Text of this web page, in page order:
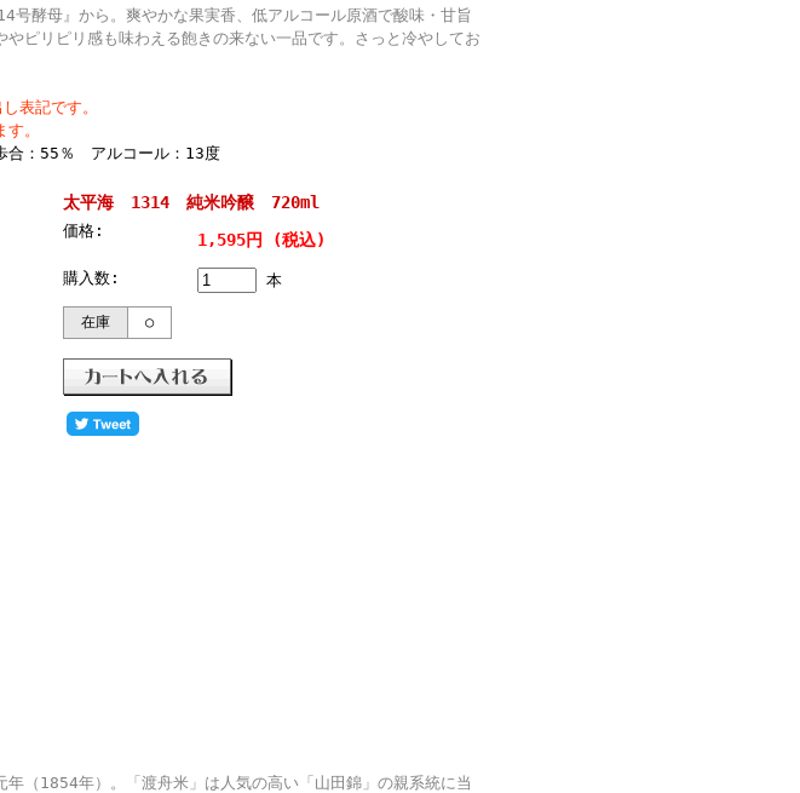
酵母』から。爽やかな果実香、低アルコール原酒で酸味・甘旨
ピリピリ感も味わえる飽きの来ない一品です。さっと冷やしてお
表記です。
。
合：55％ アルコール：13度
太平海 1314 純米吟醸 720ml
価格: 1,595円 (税込)
購入数: 本
在庫 ○
（1854年）。「渡舟米」は人気の高い「山田錦」の親系統に当